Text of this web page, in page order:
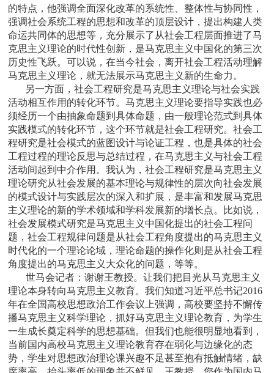
的特点，他强调全面深化改革的系统性、整体性与协同性，
强调社会系统工程的思想和改革的顶层设计，提出构建人类
命运共同体的思想等，充分展示了从社会工程层面推进了马
克思主义理论的时代性创新，是马克思主义中国化的第三次
历史性飞跃。可以说，在当今社会，离开社会工程活动理解
马克思主义理论，就无法展示马克思主义新的生命力。
另一方面，社会工程研究是马克思主义理论与社会实践
活动相互作用的转化环节。马克思主义理论要指导实践也必
须经历一个由抽象命题到具体命题，由一般理论范式到具体
实践模式的转化环节，这个环节就是社会工程研究。社会工
程研究是社会模式的蓝图设计与论证工程，也是具体的社会
工程过程的理论反思与总结过程，在马克思主义与社会工程
活动间起到中介作用。我认为，社会工程研究是马克思主义
理论研究从社会发展的基本理论与规律性的层次向社会发展
的模式设计与实践层次的深入和扩展，是丰富和发展马克思
主义理论的新的学术领域和学科发展新的增长点。比如说，
社会发展模式研究是马克思主义中国化提出的社会工程问
题，社会工程规律问题是从社会工程角度提出的马克思主义
时代化的一个理论论域，理论命题的操作化则是从社会工程
角度提出的马克思主义大众化的问题，等等。
世马会记者： 谢谢王教授。让我们把目光从马克思主义
理论本身转向马克思主义教育。我们知道习近平总书记2016
年在全国高校思想政治工作会议上强调，高校要坚持不懈传
播马克思主义科学理论，抓好马克思主义理论教育，为学生
一生成长奠定科学的思想基础。但我们也能很明显地看到，
当前国内高校马克思主义理论教育存在弱化与边缘化的态
势，学生对思想政治理论课兴趣不足甚至抱有抵触情绪，缺